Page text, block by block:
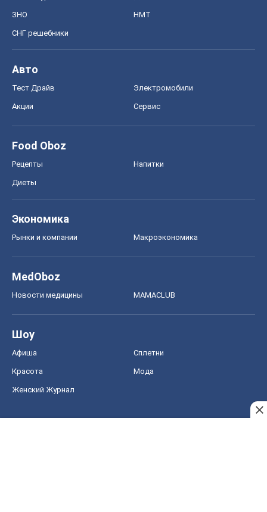
ЗНО НМТ
СНГ решебники
Авто
Тест Драйв Электромобили
Акции Сервис
Food Oboz
Рецепты Напитки
Диеты
Экономика
Рынки и компании Mакроэкономика
MedOboz
Новости медицины MAMACLUB
Шоу
Афиша Сплетни
Красота Мода
Женский Журнал